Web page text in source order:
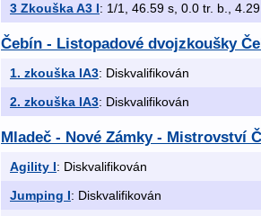
3 Zkouška A3 I: 1/1, 46.59 s, 0.0 tr. b.,
Čebín - Listopadové dvojzkoušky
1. zkouška IA3: Diskvalifikován
2. zkouška IA3: Diskvalifikován
Mladeč - Nové Zámky - Mistrovství
Agility I: Diskvalifikován
Jumping I: Diskvalifikován